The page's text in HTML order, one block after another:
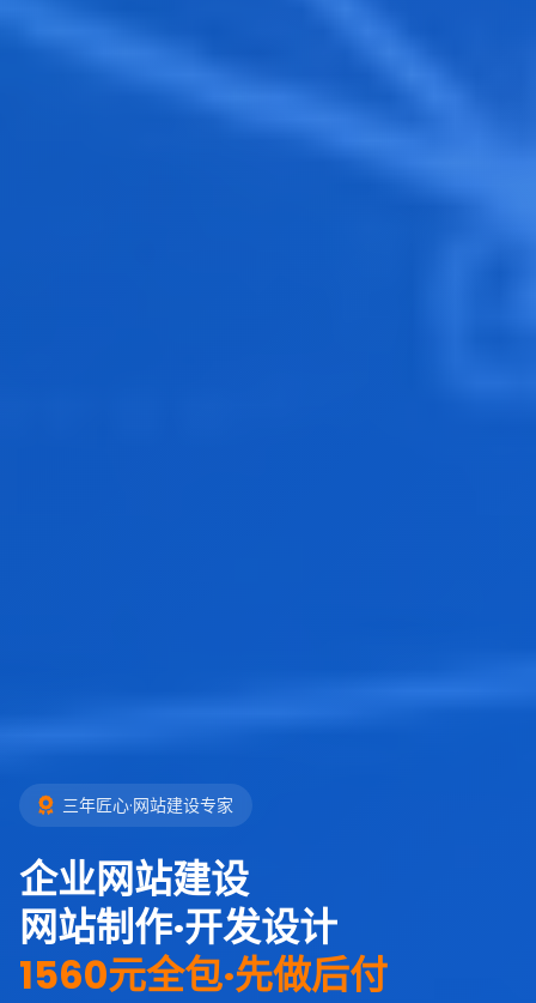
三年匠心·网站建设专家
企业网站建设
网站制作·开发设计
1560元全包·先做后付